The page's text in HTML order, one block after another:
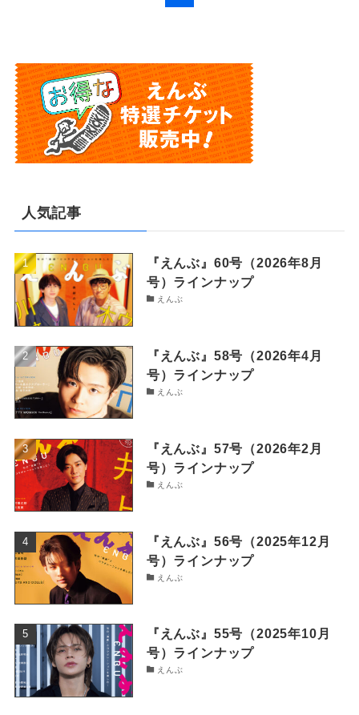
人気記事
『えんぶ』60号（2026年8月
号）ラインナップ
えんぶ
『えんぶ』58号（2026年4月
号）ラインナップ
えんぶ
『えんぶ』57号（2026年2月
号）ラインナップ
えんぶ
『えんぶ』56号（2025年12月
号）ラインナップ
えんぶ
『えんぶ』55号（2025年10月
号）ラインナップ
えんぶ